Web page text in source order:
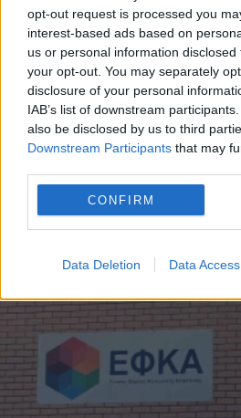
opt-out request is processed you
interest-based ads based on
us or personal information
your opt-out. You may separately
disclosure of your personal
IAB’s list of downstream
also be disclosed by us to third
Downstream Participants that may
CONFIRM
Data Deletion Data Access
E-ΕΦΚΑ
11 Μαΐου - 19:13
e-ΕΦΚΑ: Πότε καταβάλλονται